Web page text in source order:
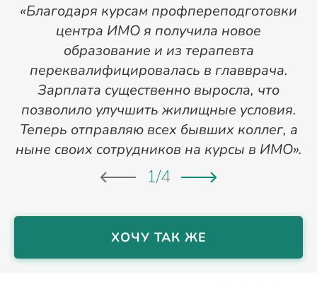
«Благодаря курсам профпереподготовки
центра ИМО я получила новое
образование и из терапевта
переквалифицировалась в главврача.
Зарплата существенно выросла, что
позволило улучшить жилищные условия.
Теперь отправляю всех бывших коллег, а
ныне своих сотрудников на курсы в ИМО».
1/4
ХОЧУ ТАК ЖЕ